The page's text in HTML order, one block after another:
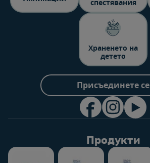
спестявания
Храненето на
детето
Присъединете се
Продукти